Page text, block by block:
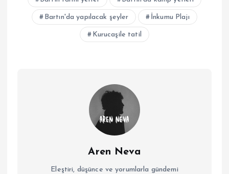
Bartın'da yapılacak şeyler İnkumu Plajı
Kurucaşile tatil
Aren Neva
Eleştiri, düşünce ve yorumlarla gündemi